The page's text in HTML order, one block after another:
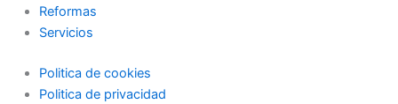
Reformas
Servicios
Politica de cookies
Politica de privacidad